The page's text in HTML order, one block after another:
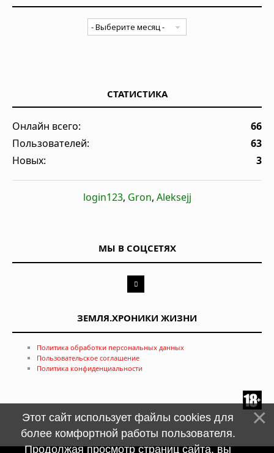
СТАТИСТИКА
Онлайн всего:
66
Пользователей:
63
Новых:
3
login123, Gron, Aleksejj
МЫ В СОЦСЕТЯХ
ЗЕМЛЯ.ХРОНИКИ ЖИЗНИ
Политика обработки персональных данных
Пользовательское соглашение
Политика конфиденциальности
Этот сайт использует файлы cookies для
более комфортной работы пользователя.
Продолжая просмотр страниц сайта, вы